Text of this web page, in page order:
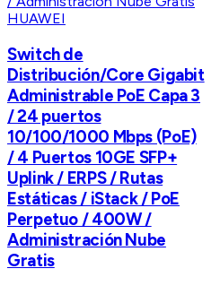
HUAWEI
Switch de
Distribución/Core Gigabit
Administrable PoE Capa 3
/ 24 puertos
10/100/1000 Mbps (PoE)
/ 4 Puertos 10GE SFP+
Uplink / ERPS / Rutas
Estáticas / iStack / PoE
Perpetuo / 400W /
Administración Nube
Gratis